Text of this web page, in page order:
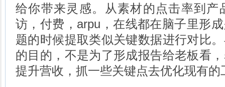
给你带来灵感。从素材的点击率到产
访，付费，arpu，在线都在脑子里形
题的时候提取类似关键数据进行对比
的目的，不是为了形成报告给老板看
提升营收，抓一些关键点去优化现有